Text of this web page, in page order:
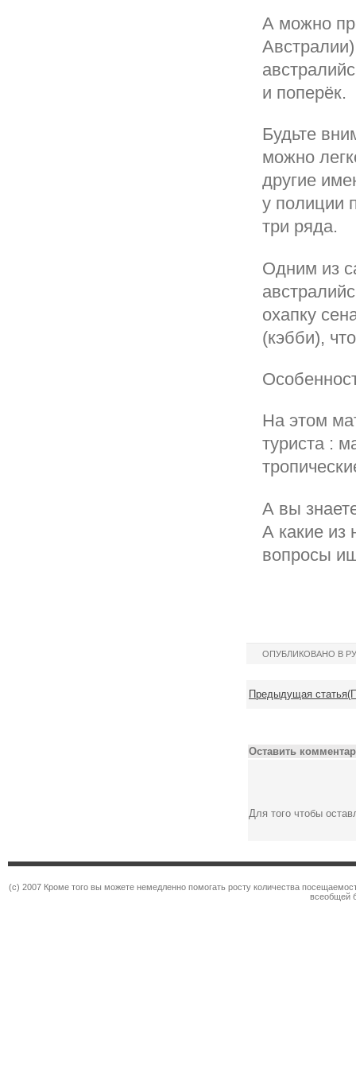
А можно
и поперёк.
Будьте
можно
другие
у полиции
три ряда.
Одним из
охапку
(кэбби),
На этом
туриста :
А вы
А какие из
вопросы
ОПУБЛИКОВАНО В
Предыдущая
Оставить
Для того чтобы
(c) 2007 Кроме того вы можете немедленно помогать росту количества
всеобщей